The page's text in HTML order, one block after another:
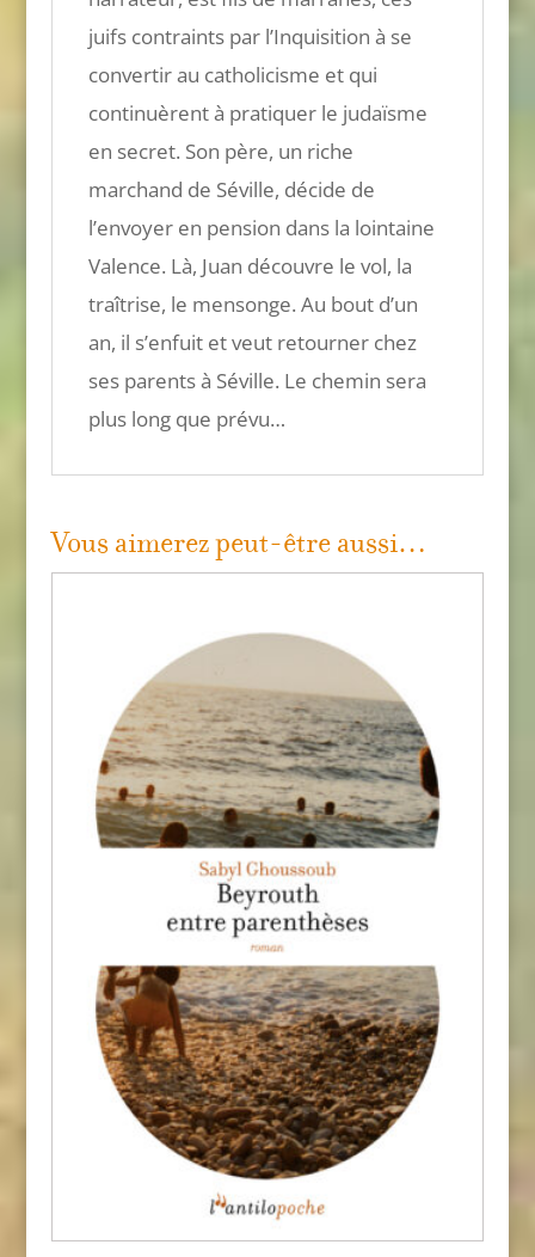
juifs contraints par l’Inquisition à se
convertir au catholicisme et qui
continuèrent à pratiquer le judaïsme
en secret. Son père, un riche
marchand de Séville, décide de
l’envoyer en pension dans la lointaine
Valence. Là, Juan découvre le vol, la
traîtrise, le mensonge. Au bout d’un
an, il s’enfuit et veut retourner chez
ses parents à Séville. Le chemin sera
plus long que prévu…
Vous aimerez peut-être aussi…